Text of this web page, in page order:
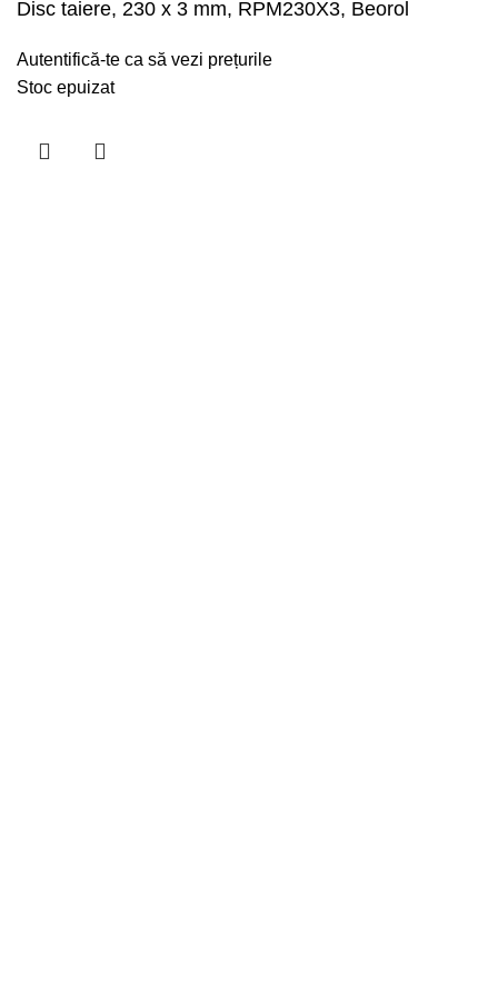
Disc taiere, 230 x 3 mm, RPM230X3, Beorol
Autentifică-te ca să vezi prețurile
Stoc epuizat